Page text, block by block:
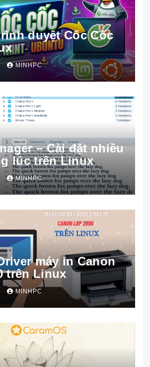
duyệt Cốc Cốc
MINHPC
– Cài đặt nhiều
lúc trên Linux
MINHPC
máy in Canon
trên Linux
MINHPC